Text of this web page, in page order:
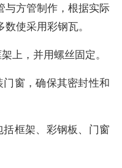
与方管制作，根据实际
使采用彩钢瓦。
上，并用螺丝固定。
窗，确保其密封性和
框架、彩钢板、门窗